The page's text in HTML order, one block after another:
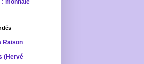
: monnaie
Raison
(Hervé